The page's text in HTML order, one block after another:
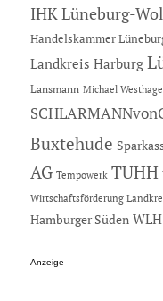
IHK Lüneburg-
Handelskammer
Landkreis Harburg
Lansmann Michael
Buxtehude
AG Tempowerk TUHH
Wirtschaftsförderung
Hamburger Süden WLH
Anzeige